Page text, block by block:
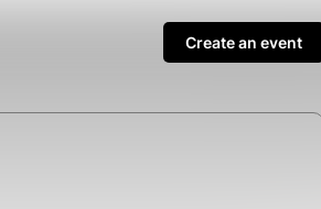
Create an event